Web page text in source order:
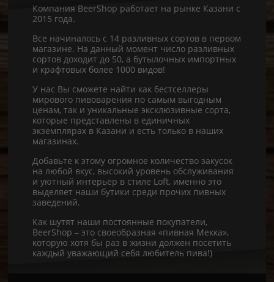
Компания BeerShop работает на рынке Казани с
2015 года.
Все начиналось с 14 разливных сортов в первом
магазине. На данный момент число разливных
сортов доходит до 50, а бутылочных импортных
и крафтовых более 1000 видов!
У нас Вы сможете найти как бестселлеры
мирового пивоварения по самым выгодным
ценам, так и уникальные эксклюзивные сорта,
которые представлены в единичных
экземплярах в Казани и есть только в наших
магазинах.
Добавьте к этому огромное количество закусок
на любой вкус, высокий уровень обслуживания
и уютный интерьер в стиле Loft, именно это
выделяет наши бутики среди прочих пивных
заведений.
Как шутят наши постоянные покупатели,
BeerShop – это своеобразная «пивная Мекка»,
которую хотя бы раз в жизни должен посетить
каждый уважающий себя любитель пива!)